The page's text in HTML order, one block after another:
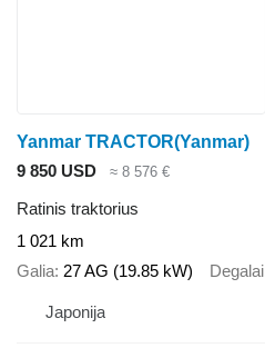
Yanmar TRACTOR(Yanmar)
9 850 USD
≈ 8 576 €
Ratinis traktorius
1 021 km
Galia 27 AG (19.85 kW) Degalai
Japonija